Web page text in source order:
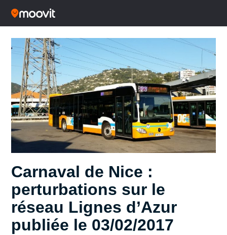
Carnaval de Nice :
perturbations sur le
réseau Lignes d’Azur
publiée le 03/02/2017